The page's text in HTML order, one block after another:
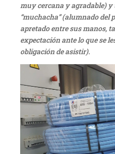
muy cercana y agradable) y
“muchacha” (alumnado del
apretado entre sus manos,
expectación ante lo que se
obligación de asistir).